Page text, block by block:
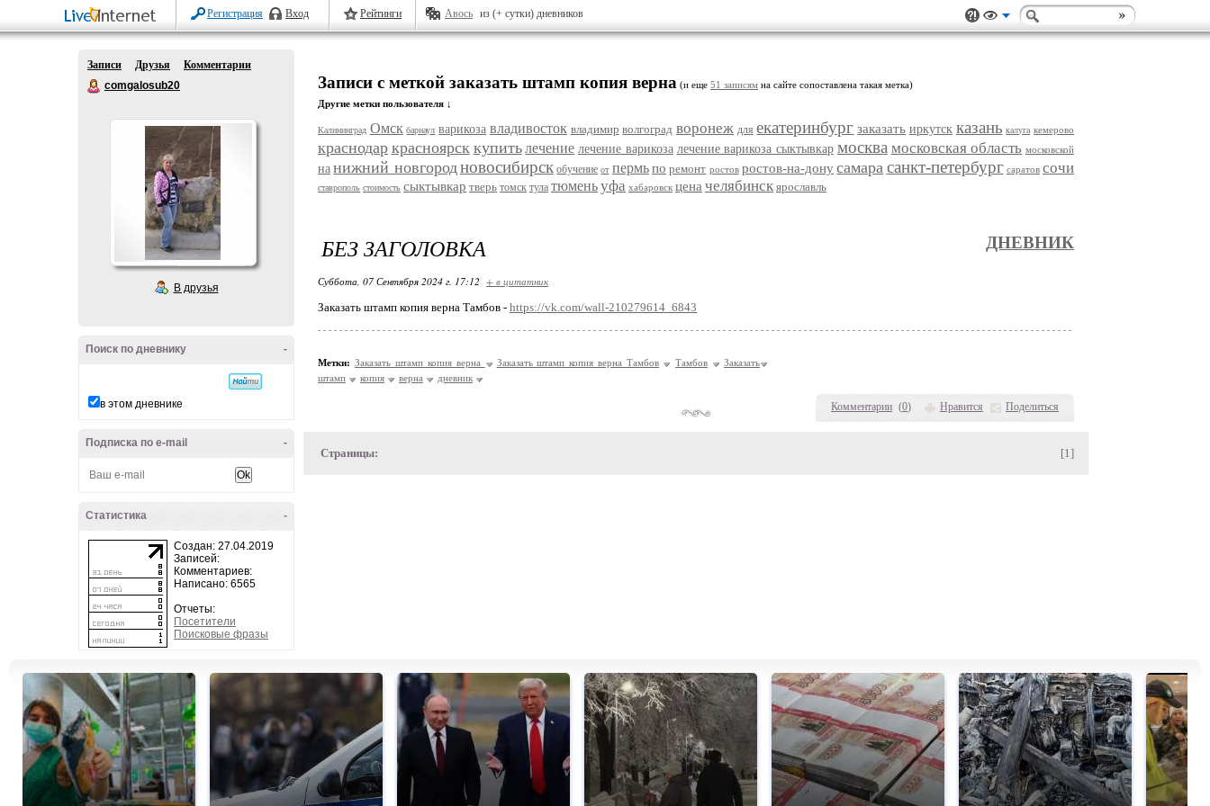
Регистрация Вход Рейтинги Авось из (+ сутки) дневников
Записи Друзья
Комментарии
comgalosub20
В друзья
-
Поиск по дневнику
в этом дневнике
-
Подписка по e-mail
-
Статистика
Создан: 27.04.2019
Записей:
Комментариев:
Написано: 6565
Отчеты:
Посетители
Поисковые фразы
Записи с меткой заказать штамп копия верна (и еще 51 записям на сайте сопоставлена такая метка)
Другие метки пользователя ↓
Калининград Омск барнаул варикоза владивосток владимир волгоград воронеж для екатеринбург заказать иркутск казань калуга кемерово
краснодар красноярск купить лечение лечение варикоза лечение варикоза сыктывкар москва московская область московской
на нижний новгородновосибирск обучение от пермь по ремонт ростов ростов-на-дону самара санкт-петербург саратов сочи
ставрополь стоимость сыктывкар тверь томск тула тюменьуфа хабаровск цена челябинск ярославль
Комментарии (0) Нравится Поделиться
БЕЗ ЗАГОЛОВКА ДНЕВНИК
Суббота, 07 Сентября 2024 г. 17:12 + в цитатник
Заказать штамп копия верна Тамбов - https://vk.com/wall-210279614_6843
Метки: Заказать штамп копия верна Заказать штамп копия верна Тамбов Тамбов
Заказать
штамп
копия верна дневник
Страницы: [1]